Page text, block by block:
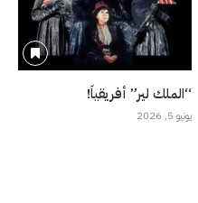
“الملك لير” أفريقياً!
يونيو 5, 2026